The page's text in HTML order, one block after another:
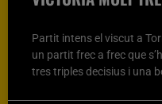
Partit intens el viscut a
un partit frec a frec que
tres triples decisius i una